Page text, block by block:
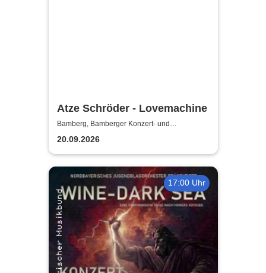
Atze Schröder - Lovemachine
Bamberg, Bamberger Konzert- und
Kongresshalle (Hegelsaal)
20.09.2026
17:00 Uhr